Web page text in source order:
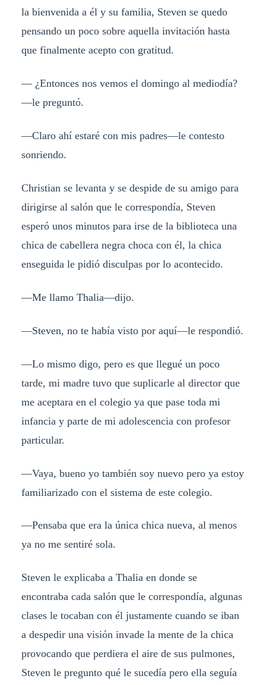
la bienvenida a él y su familia, Steven se quedo
pensando un poco sobre aquella invitación hasta
que finalmente acepto con gratitud.
— ¿Entonces nos vemos el domingo al mediodía?
—le preguntó.
—Claro ahí estaré con mis padres—le contesto
sonriendo.
Christian se levanta y se despide de su amigo para
dirigirse al salón que le correspondía, Steven
esperó unos minutos para irse de la biblioteca una
chica de cabellera negra choca con él, la chica
enseguida le pidió disculpas por lo acontecido.
—Me llamo Thalia—dijo.
—Steven, no te había visto por aquí—le respondió.
—Lo mismo digo, pero es que llegué un poco
tarde, mi madre tuvo que suplicarle al director que
me aceptara en el colegio ya que pase toda mi
infancia y parte de mi adolescencia con profesor
particular.
—Vaya, bueno yo también soy nuevo pero ya estoy
familiarizado con el sistema de este colegio.
—Pensaba que era la única chica nueva, al menos
ya no me sentiré sola.
Steven le explicaba a Thalia en donde se
encontraba cada salón que le correspondía, algunas
clases le tocaban con él justamente cuando se iban
a despedir una visión invade la mente de la chica
provocando que perdiera el aire de sus pulmones,
Steven le pregunto qué le sucedía pero ella seguía